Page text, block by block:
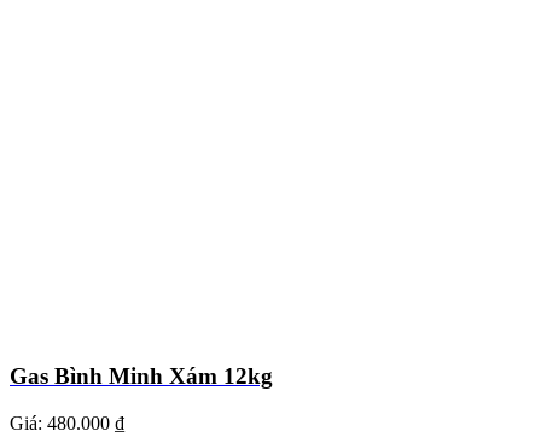
Gas Bình Minh Xám 12kg
Giá: 480.000 ₫